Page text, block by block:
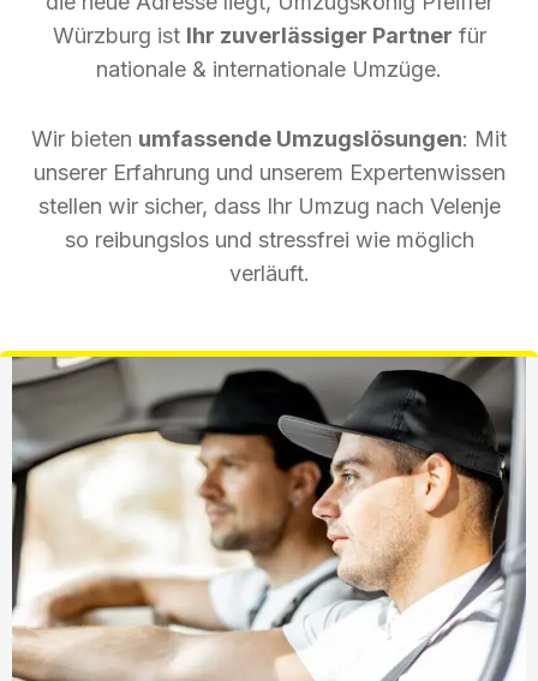
Würzburg ist Ihr zuverlässiger Partner für
nationale & internationale Umzüge.
Wir bieten umfassende Umzugslösungen: Mit
unserer Erfahrung und unserem Expertenwissen
stellen wir sicher, dass Ihr Umzug nach Velenje
so reibungslos und stressfrei wie möglich
verläuft.